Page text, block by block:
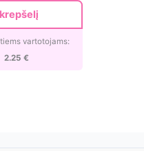
vartotojams:
2.25€